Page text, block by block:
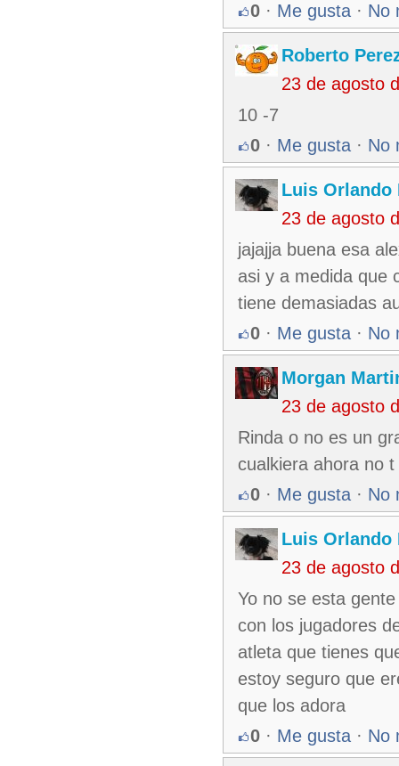
0 · Me gusta · No
Roberto
23 de agosto
10 -7
0 · Me gusta · No
Luis Orlando
23 de agosto
jajajja buena esa
asi y a medida que
tiene demasiadas
0 · Me gusta · No
Morgan
23 de agosto
Rinda o no es un
cualkiera ahora no
0 · Me gusta · No
Luis Orlando
23 de agosto
Yo no se esta
con los jugadores
atleta que tienes
estoy seguro que
que los adora
0 · Me gusta · No